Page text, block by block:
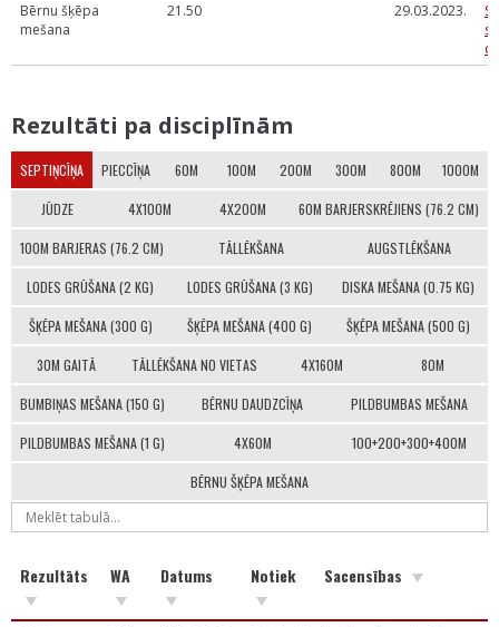
Bērnu šķēpa
mešana
21.50 29.03.2023.
Rezultāti pa disciplīnām
SEPTIŅCĪŅA PIECCĪŅA 60M 100M 200M 300M 800M 1000M
JŪDZE 4X100M 4X200M 60M BARJERSKRĒJIENS (76.2 CM)
100M BARJERAS (76.2 CM) TĀLLĒKŠANA AUGSTLĒKŠANA
LODES GRŪŠANA (2 KG) LODES GRŪŠANA (3 KG) DISKA MEŠANA (0.75 KG)
ŠĶĒPA MEŠANA (300 G) ŠĶĒPA MEŠANA (400 G) ŠĶĒPA MEŠANA (500 G)
30M GAITĀ TĀLLĒKŠANA NO VIETAS 4X160M 80M
BUMBIŅAS MEŠANA (150 G) BĒRNU DAUDZCĪŅA PILDBUMBAS MEŠANA
PILDBUMBAS MEŠANA (1 G) 4X60M 100+200+300+400M
BĒRNU ŠĶĒPA MEŠANA
Rezultāts WA Datums Notiek Sacensības